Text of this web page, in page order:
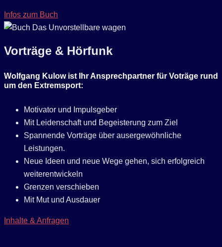
Infos zum Buch
Vorträge & Hörfunk
Wolfgang Kulow ist Ihr Ansprechpartner für Voträge rund
um den Extremsport:
Motivator und Impulsgeber
Mit Leidenschaft und Begeisterung zum Ziel
Spannende Vorträge über ausergewöhnliche
Leistungen.
Neue Ideen und neue Wege gehen, sich erfolgreich
weiterentwickeln
Grenzen verschieben
Mit Mut und Ausdauer
Inhalte & Anfragen